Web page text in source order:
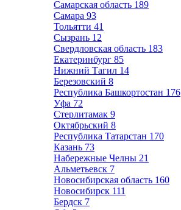
Самарская область 189
Самара 93
Тольятти 41
Сызрань 12
Свердловская область 183
Екатеринбург 85
Нижний Тагил 14
Березовский 8
Республика Башкортостан 176
Уфа 72
Стерлитамак 9
Октябрьский 8
Республика Татарстан 170
Казань 73
Набережные Челны 21
Альметьевск 7
Новосибирская область 160
Новосибирск 111
Бердск 7